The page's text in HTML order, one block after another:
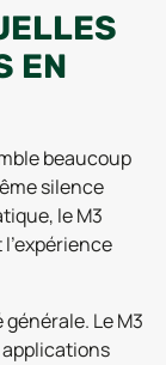
EN
beaucoup
silence
le M3
Le M3
applications